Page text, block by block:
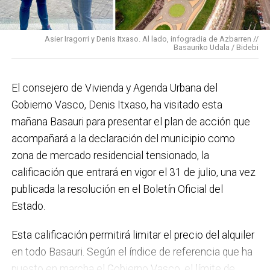
para mucho. En Medio Ambiente destacaría el
impulso para la creación de huertos urbanos,la
elaboración del Plan General de Actuación Energética,
el Plan de Acción contra el Ruido y la instalación de
régimen de autoconsumo, que hacen de Basauri un
municipio más sostenible y preparado para el futuro.
En ese sentido, estamos trabajando en acciones de
clima y energía, entre las que destacan el diseño de
una red de refugios climáticos, junto con un Plan de
Actuación ante Episodios de Altas Temperaturas,
como las que recientemente hemos sufrido.
proyecto de lanueva haurreskola que se construirá en
Sarratu, junto a Arizko Ikastola, y que es una apuesta
Asier Iragorri y Denis Itxaso. Al lado, infogradia de Azbarren //
Basauriko Udala / Bidebi
El consejero de Vivienda y Agenda Urbana del
Gobierno Vasco, Denis Itxaso, ha visitado esta
mañana Basauri para presentar el plan de acción que
acompañará a la declaración del municipio como
zona de mercado residencial tensionado, la
calificación que entrará en vigor el 31 de julio, una vez
publicada la resolución en el Boletín Oficial del
Estado.
Esta calificación permitirá limitar el precio del alquiler
en todo Basauri. Según el índice de referencia que ha